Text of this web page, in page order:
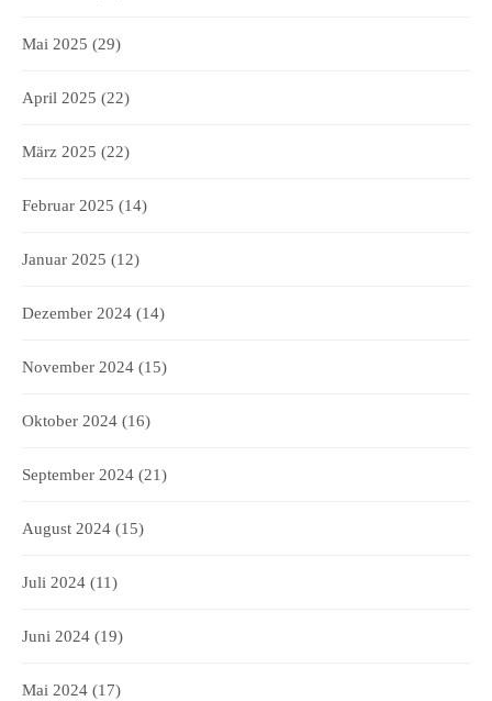
Mai 2025 (29)
April 2025 (22)
März 2025 (22)
Februar 2025 (14)
Januar 2025 (12)
Dezember 2024 (14)
November 2024 (15)
Oktober 2024 (16)
September 2024 (21)
August 2024 (15)
Juli 2024 (11)
Juni 2024 (19)
Mai 2024 (17)